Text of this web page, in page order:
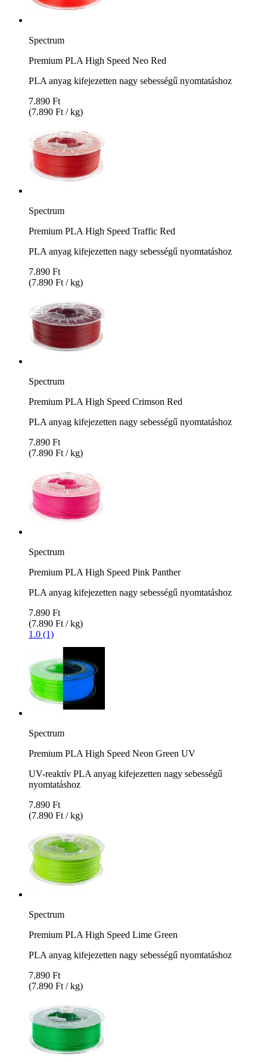
Spectrum
Premium PLA High Speed Neo Red
PLA anyag kifejezetten nagy sebességű nyomtatáshoz
7.890 Ft
(7.890 Ft / kg)
Spectrum
Premium PLA High Speed Traffic Red
PLA anyag kifejezetten nagy sebességű nyomtatáshoz
7.890 Ft
(7.890 Ft / kg)
Spectrum
Premium PLA High Speed Crimson Red
PLA anyag kifejezetten nagy sebességű nyomtatáshoz
7.890 Ft
(7.890 Ft / kg)
Spectrum
Premium PLA High Speed Pink Panther
PLA anyag kifejezetten nagy sebességű nyomtatáshoz
7.890 Ft
(7.890 Ft / kg)
1.0 (1)
Spectrum
Premium PLA High Speed Neon Green UV
UV-reaktív PLA anyag kifejezetten nagy sebességű
nyomtatáshoz
7.890 Ft
(7.890 Ft / kg)
Spectrum
Premium PLA High Speed Lime Green
PLA anyag kifejezetten nagy sebességű nyomtatáshoz
7.890 Ft
(7.890 Ft / kg)